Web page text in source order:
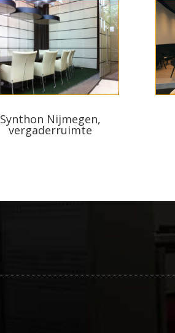
Synthon Nijmegen,
vergaderruimte